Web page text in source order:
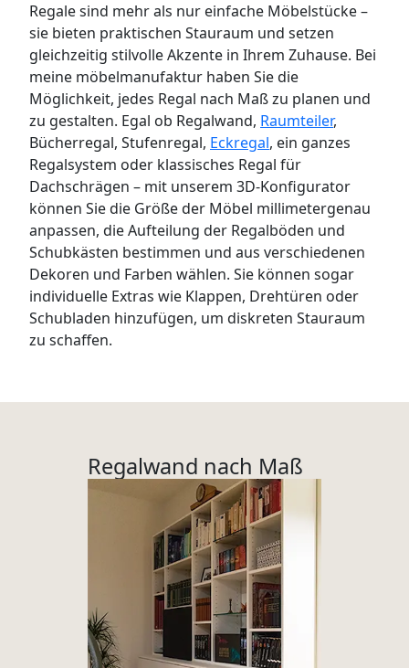
Regale sind mehr als nur einfache Möbelstücke –
sie bieten praktischen Stauraum und setzen
gleichzeitig stilvolle Akzente in Ihrem Zuhause. Bei
meine möbelmanufaktur haben Sie die
Möglichkeit, jedes Regal nach Maß zu planen und
zu gestalten. Egal ob Regalwand, Raumteiler,
Bücherregal, Stufenregal, Eckregal, ein ganzes
Regalsystem oder klassisches Regal für
Dachschrägen – mit unserem 3D-Konfigurator
können Sie die Größe der Möbel millimetergenau
anpassen, die Aufteilung der Regalböden und
Schubkästen bestimmen und aus verschiedenen
Dekoren und Farben wählen. Sie können sogar
individuelle Extras wie Klappen, Drehtüren oder
Schubladen hinzufügen, um diskreten Stauraum
zu schaffen.
Regalwand nach Maß